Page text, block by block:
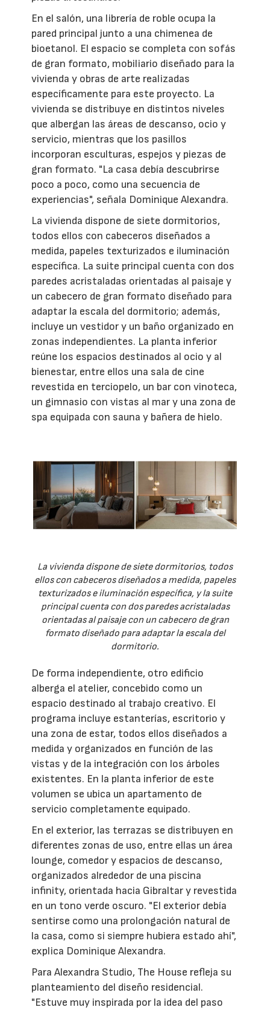
En el salón, una librería de roble ocupa la
pared principal junto a una chimenea de
bioetanol. El espacio se completa con sofás
de gran formato, mobiliario diseñado para la
vivienda y obras de arte realizadas
específicamente para este proyecto. La
vivienda se distribuye en distintos niveles
que albergan las áreas de descanso, ocio y
servicio, mientras que los pasillos
incorporan esculturas, espejos y piezas de
gran formato. "La casa debía descubrirse
poco a poco, como una secuencia de
experiencias", señala Dominique Alexandra.
La vivienda dispone de siete dormitorios,
todos ellos con cabeceros diseñados a
medida, papeles texturizados e iluminación
específica. La suite principal cuenta con dos
paredes acristaladas orientadas al paisaje y
un cabecero de gran formato diseñado para
adaptar la escala del dormitorio; además,
incluye un vestidor y un baño organizado en
zonas independientes. La planta inferior
reúne los espacios destinados al ocio y al
bienestar, entre ellos una sala de cine
revestida en terciopelo, un bar con vinoteca,
un gimnasio con vistas al mar y una zona de
spa equipada con sauna y bañera de hielo.
La vivienda dispone de siete dormitorios, todos
ellos con cabeceros diseñados a medida, papeles
texturizados e iluminación específica, y la suite
principal cuenta con dos paredes acristaladas
orientadas al paisaje con un cabecero de gran
formato diseñado para adaptar la escala del
dormitorio.
De forma independiente, otro edificio
alberga el atelier, concebido como un
espacio destinado al trabajo creativo. El
programa incluye estanterías, escritorio y
una zona de estar, todos ellos diseñados a
medida y organizados en función de las
vistas y de la integración con los árboles
existentes. En la planta inferior de este
volumen se ubica un apartamento de
servicio completamente equipado.
En el exterior, las terrazas se distribuyen en
diferentes zonas de uso, entre ellas un área
lounge, comedor y espacios de descanso,
organizados alrededor de una piscina
infinity, orientada hacia Gibraltar y revestida
en un tono verde oscuro. "El exterior debía
sentirse como una prolongación natural de
la casa, como si siempre hubiera estado ahí",
explica Dominique Alexandra.
Para Alexandra Studio, The House refleja su
planteamiento del diseño residencial.
"Estuve muy inspirada por la idea del paso